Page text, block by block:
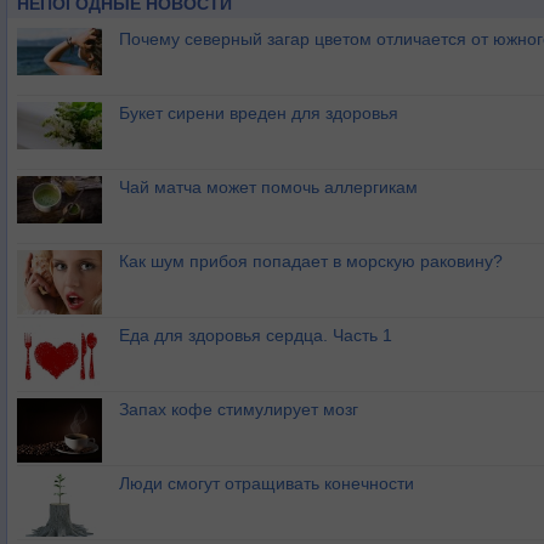
НЕПОГОДНЫЕ НОВОСТИ
Почему северный загар цветом отличается от
Букет сирени вреден для здоровья
Чай матча может помочь аллергикам
Как шум прибоя попадает в морскую раковину?
Еда для здоровья сердца. Часть 1
Запах кофе стимулирует мозг
Люди смогут отращивать конечности